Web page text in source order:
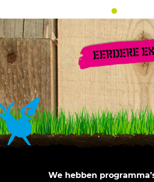
EERDERE
We hebben